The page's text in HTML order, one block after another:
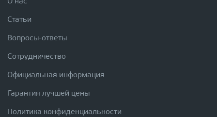
Статьи
Вопросы-ответы
Сотрудничество
Официальная информация
Гарантия лучшей цены
Политика конфиденциальности